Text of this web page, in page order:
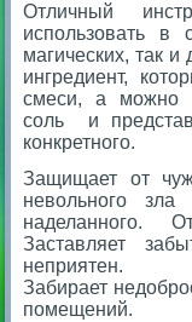
Отличный
использовать в
магических, так
ингредиент,
смеси, а можно
соль и
конкретного.
Защищает от
невольного
наделанного.
Заставляет
неприятен.
Забирает
помещений.